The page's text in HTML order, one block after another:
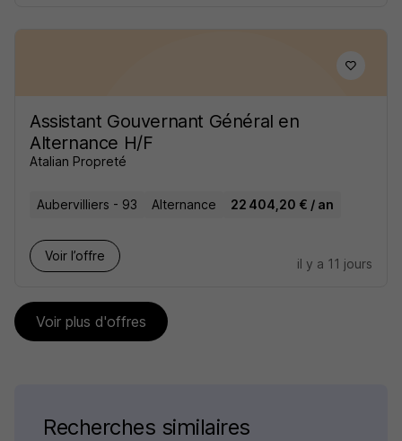
Assistant Gouvernant Général en
Alternance H/F
Atalian Propreté
Aubervilliers - 93 Alternance 22 404,20 € / an
Voir l’offre
il y a 11 jours
Voir plus d'offres
Recherches similaires